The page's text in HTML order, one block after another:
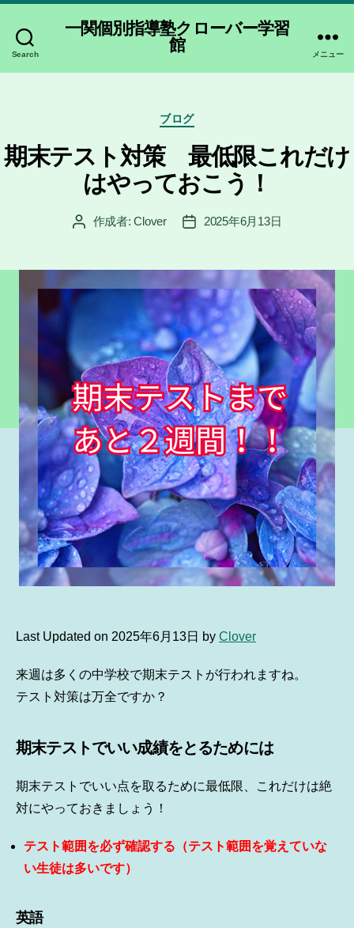
Search
一関個別指導塾クローバー学習
館
メニュー
カ
テ
リ
ー
ブログ
期末テスト対策 最低限これだけ
はやっておこう！
投 作成者:Clover
投
2025年6月13日
Last Updated on 2025年6月13日 by Clover
来週は多くの中学校で期末テストが行われますね。
テスト対策は万全ですか？
期末テストでいい成績をとるためには
期末テストでいい点を取るために最低限、これだけは絶
対にやっておきましょう！
テスト範囲を必ず確認する（テスト範囲を覚えていな
い生徒は多いです）
英語